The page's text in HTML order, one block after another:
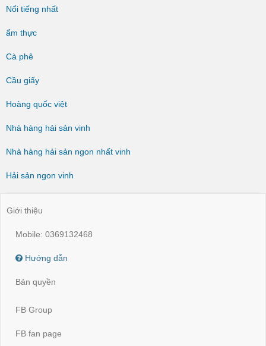
Nổi tiếng nhất
ẩm thực
Cà phê
Cầu giấy
Hoàng quốc việt
Nhà hàng hải sản vinh
Nhà hàng hải sản ngon nhất vinh
Hải sản ngon vinh
Giới thiệu
Mobile: 0369132468
Hướng dẫn
Bản quyền
FB Group
FB fan page